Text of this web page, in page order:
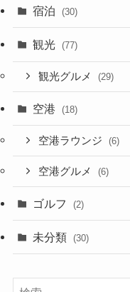
宿泊 (30)
観光 (77)
観光グルメ (29)
空港 (18)
空港ラウンジ (6)
空港グルメ (6)
ゴルフ (2)
未分類 (30)